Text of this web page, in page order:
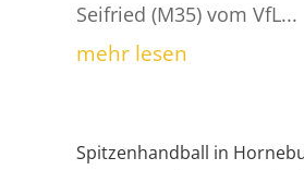
Seifried (M35) vom VfL...
mehr lesen
Spitzenhandball in